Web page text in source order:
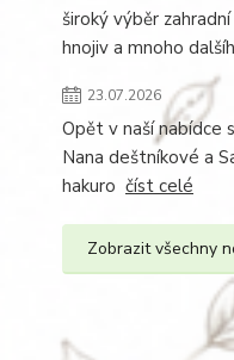
široký výběr
hnojiv a mnoho
23.07.2026
Opět v naší nabídce
Nana deštníkové a
hakuro číst celé
Zobrazit všechny